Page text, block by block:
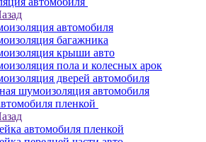
автомобиля
багажника
крыши авто
пола и колесных арок
дверей автомобиля
шумоизоляция автомобиля
пленкой
автомобиля пленкой